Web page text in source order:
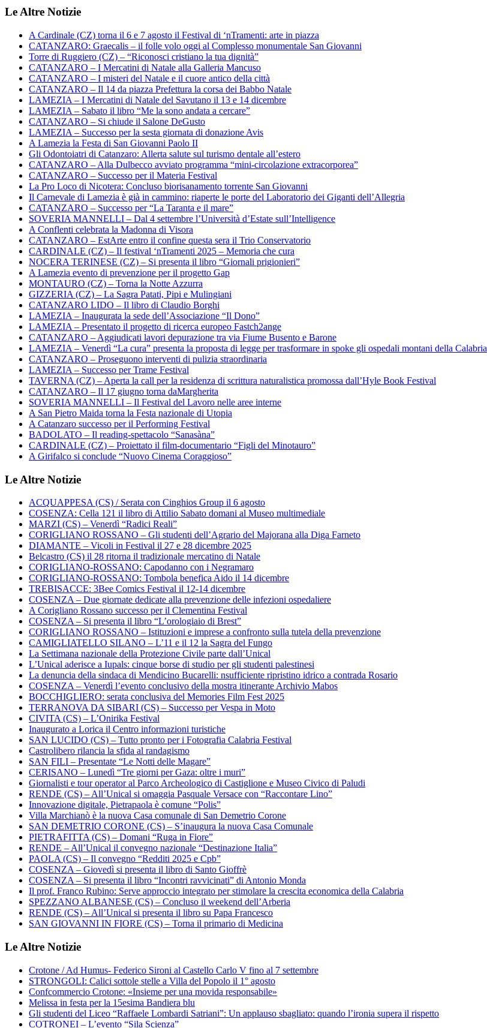
Le Altre Notizie
A Cardinale (CZ) torna il 6 e 7 agosto il Festival di ‘nTramenti: arte in piazza
CATANZARO: Graecalis – il folle volo oggi al Complesso monumentale San Giovanni
Torre di Ruggiero (CZ) – “Riconosci cristiano la tua dignità”
CATANZARO – I Mercatini di Natale alla Galleria Mancuso
CATANZARO – I misteri del Natale e il cuore antico della città
CATANZARO – Il 14 da piazza Prefettura la corsa dei Babbo Natale
LAMEZIA – I Mercatini di Natale del Savutano il 13 e 14 dicembre
LAMEZIA – Sabato il libro “Me la sono andata a cercare”
CATANZARO – Si chiude il Salone DeGusto
LAMEZIA – Successo per la sesta giornata di donazione Avis
A Lamezia la Festa di San Giovanni Paolo II
Gli Odontoiatri di Catanzaro: Allerta salute sul turismo dentale all’estero
CATANZARO – Alla Dulbecco avviato programma “mini-circolazione extracorporea”
CATANZARO – Successo per il Materia Festival
La Pro Loco di Nicotera: Concluso biorisanamento torrente San Giovanni
Il Carnevale di Lamezia è già in cammino: riaperte le porte del Laboratorio dei Giganti dell’Allegria
CATANZARO – Successo per “La Taranta e il mare”
SOVERIA MANNELLI – Dal 4 settembre l’Università d’Estate sull’Intelligence
A Conflenti celebrata la Madonna di Visora
CATANZARO – EstArte entro il confine questa sera il Trio Conservatorio
CARDINALE (CZ) – Il festival ‘nTramenti 2025 – Memoria che cura
NOCERA TERINESE (CZ) – Si presenta il libro “Giornali prigionieri”
A Lamezia evento di prevenzione per il progetto Gap
MONTAURO (CZ) – Torna la Notte Azzurra
GIZZERIA (CZ) – La Sagra Patati, Pipi e Mulingiani
CATANZARO LIDO – Il libro di Claudio Borghi
LAMEZIA – Inaugurata la sede dell’Associazione “Il Dono”
LAMEZIA – Presentato il progetto di ricerca europeo Fastch2ange
CATANZARO – Aggiudicati lavori depurazione tra via Fiume Busento e Barone
LAMEZIA – Venerdì “La cura” presenta la proposta di legge per trasformare in spoke gli ospedali montani della Calabria
CATANZARO – Proseguono interventi di pulizia straordinaria
LAMEZIA – Successo per Trame Festival
TAVERNA (CZ) – Aperta la call per la residenza di scrittura naturalistica promossa dall’Hyle Book Festival
CATANZARO – Il 17 giugno torna daMargherita
SOVERIA MANNELLI – Il Festival del Lavoro nelle aree interne
A San Pietro Maida torna la Festa nazionale di Utopia
A Catanzaro successo per il Performing Festival
BADOLATO – Il reading-spettacolo “Sanasàna”
CARDINALE (CZ) – Proiettato il film-documentario “Figli del Minotauro”
A Girifalco si conclude “Nuovo Cinema Coraggioso”
Le Altre Notizie
ACQUAPPESA (CS) / Serata con Cinghios Group il 6 agosto
COSENZA: Cella 121 il libro di Attilio Sabato domani al Museo multimediale
MARZI (CS) – Venerdì “Radici Reali”
CORIGLIANO ROSSANO – Gli studenti dell’Agrario del Majorana alla Diga Farneto
DIAMANTE – Vicoli in Festival il 27 e 28 dicembre 2025
Belcastro (CS) il 28 ritorna il tradizionale mercatino di Natale
CORIGLIANO-ROSSANO: Capodanno con i Negramaro
CORIGLIANO-ROSSANO: Tombola benefica Aido il 14 dicembre
TREBISACCE: 3Bee Comics Festival il 12-14 dicembre
COSENZA – Due giornate dedicate alla prevenzione delle infezioni ospedaliere
A Corigliano Rossano successo per il Clementina Festival
COSENZA – Si presenta il libro “L’orologiaio di Brest”
CORIGLIANO ROSSANO – Istituzioni e imprese a confronto sulla tutela della prevenzione
CAMIGLIATELLO SILANO – L’11 e il 12 la Sagra del Fungo
La Settimana nazionale della Protezione Civile parte dall’Unical
L’Unical aderisce a Iupals: cinque borse di studio per gli studenti palestinesi
La denuncia della sindaca di Mendicino Bucarelli: nsufficiente ripristino idrico a contrada Rosario
COSENZA – Venerdì l’evento conclusivo della mostra itinerante Archivio Mabos
BOCCHIGLIERO: serata conclusiva del Memories Film Fest 2025
TERRANOVA DA SIBARI (CS) – Successo per Vespa in Moto
CIVITA (CS) – L’Onirika Festival
Inaugurato a Lorica il Centro informazioni turistiche
SAN LUCIDO (CS) – Tutto pronto per i Fotografia Calabria Festival
Castrolibero rilancia la sfida al randagismo
SAN FILI – Presentate “Le Notti delle Magare”
CERISANO – Lunedì “Tre giorni per Gaza: oltre i muri”
Giornalisti e tour operator al Parco Archeologico di Castiglione e Museo Civico di Paludi
RENDE (CS) – All’Unical si omaggia Pasquale Versace con “Raccontare Lino”
Innovazione digitale, Pietrapaola è comune “Polis”
Villa Marchianò è la nuova Casa comunale di San Demetrio Corone
SAN DEMETRIO CORONE (CS) – S’inaugura la nuova Casa Comunale
PIETRAFITTA (CS) – Domani “Ruga in Fiore”
RENDE – All’Unical il convegno nazionale “Destinazione Italia”
PAOLA (CS) – Il convegno “Redditi 2025 e Cpb”
COSENZA – Giovedì si presenta il libro di Santo Gioffrè
COSENZA – Si presenta il libro “Incontri ravvicinati” di Antonio Monda
Il prof. Franco Rubino: Serve approccio integrato per stimolare la crescita economica della Calabria
SPEZZANO ALBANESE (CS) – Concluso il weekend dell’Arberia
RENDE (CS) – All’Unical si presenta il libro su Papa Francesco
SAN GIOVANNI IN FIORE (CS) – Torna il primario di Medicina
Le Altre Notizie
Crotone / Ad Humus- Federico Sironi al Castello Carlo V fino al 7 settembre
STRONGOLI: Calici sottole stelle a Villa del Popolo il 1° agosto
Confcommercio Crotone: «Insieme per una movida responsabile»
Melissa in festa per la 15esima Bandiera blu
Gli studenti del Liceo “Raffaele Lombardi Satriani”: Un applauso sbagliato: quando l’ironia supera il rispetto
COTRONEI – L’evento “Sila Scienza”